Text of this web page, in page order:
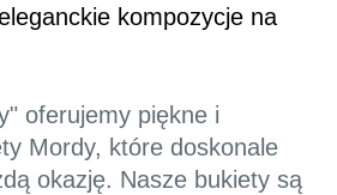
kompozycje na
oferujemy piękne i
Mordy, które doskonale
okazję. Nasze bukiety są